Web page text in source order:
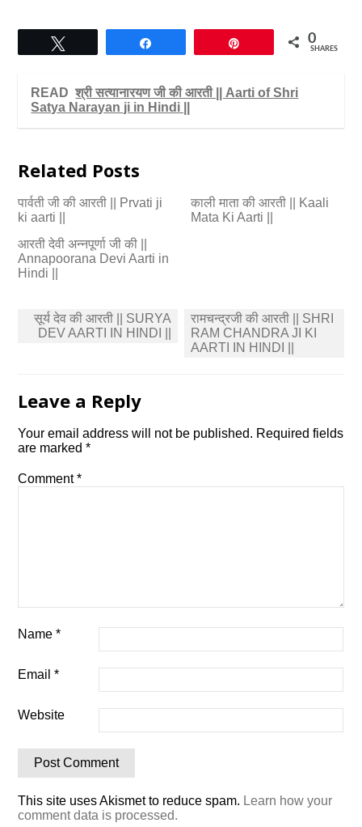
0
SHARES
READ श्री सत्यानारयण जी की आरती || Aarti of Shri
Satya Narayan ji in Hindi ||
Related Posts
पार्वती जी की आरती || Prvati ji
ki aarti ||
काली माता की आरती || Kaali
Mata Ki Aarti ||
आरती देवी अन्नपूर्णा जी की ||
Annapoorana Devi Aarti in
Hindi ||
Post
navigation
सूर्य देव की आरती || SURYA
DEV AARTI IN HINDI ||
रामचन्द्रजी की आरती || SHRI
RAM CHANDRA JI KI
AARTI IN HINDI ||
Leave a Reply
Your email address will not be published. Required fields
are marked*
Comment*
Name*
Email*
Website
This site uses Akismet to reduce spam. Learn how your
comment data is processed.